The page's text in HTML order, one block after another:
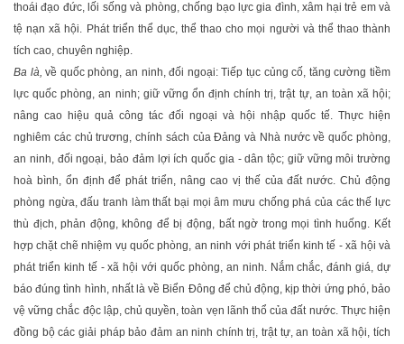
thoái đạo đức, lối sống và phòng, chống bạo lực gia đình, xâm hại trẻ em và
tệ nạn xã hội. Phát triển thể dục, thể thao cho mọi người và thể thao thành
tích cao, chuyên nghiệp.
Ba là, về quốc phòng, an ninh, đối ngoại: Tiếp tục củng cố, tăng cường tiềm
lực quốc phòng, an ninh; giữ vững ổn định chính trị, trật tự, an toàn xã hội;
nâng cao hiệu quả công tác đối ngoại và hội nhập quốc tế. Thực hiện
nghiêm các chủ trương, chính sách của Đảng và Nhà nước về quốc phòng,
an ninh, đối ngoại, bảo đảm lợi ích quốc gia - dân tộc; giữ vững môi trường
hoà bình, ổn định để phát triển, nâng cao vị thế của đất nước. Chủ động
phòng ngừa, đấu tranh làm thất bại mọi âm mưu chống phá của các thế lực
thù địch, phản động, không để bị động, bất ngờ trong mọi tình huống. Kết
hợp chặt chẽ nhiệm vụ quốc phòng, an ninh với phát triển kinh tế - xã hội và
phát triển kinh tế - xã hội với quốc phòng, an ninh. Nắm chắc, đánh giá, dự
báo đúng tình hình, nhất là về Biển Đông để chủ động, kịp thời ứng phó, bảo
vệ vững chắc độc lập, chủ quyền, toàn vẹn lãnh thổ của đất nước. Thực hiện
đồng bộ các giải pháp bảo đảm an ninh chính trị, trật tự, an toàn xã hội, tích